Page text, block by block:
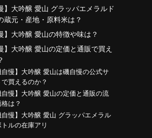
】大吟醸 愛山 グラッパエメラルド
蔵元・産地・原料米は？
】大吟醸 愛山の特徴や味は？
】大吟醸 愛山の定価と通販で買え
自慢】大吟醸 愛山は磯自慢の公式サ
で買えるのか？
自慢】大吟醸 愛山の定価と通販の流
は？
自慢】大吟醸 愛山 グラッパエメラル
トルの在庫アリ